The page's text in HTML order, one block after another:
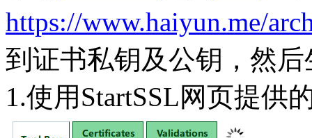
https://www.haiyun.me/
到证书私钥及公钥，然
1.使用StartSSL网页提供